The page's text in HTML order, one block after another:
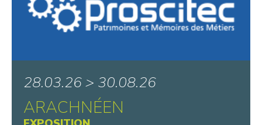
28.03.26 > 30.08.26
ARACHNÉEN